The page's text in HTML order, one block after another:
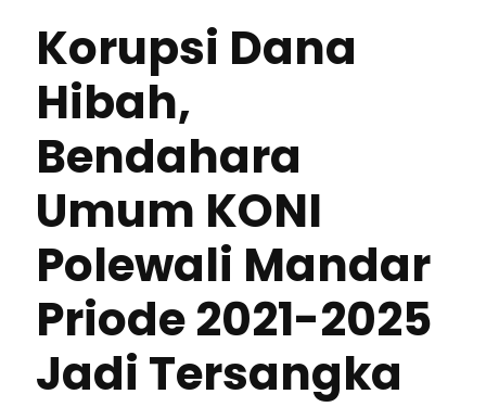
Korupsi Dana
Hibah,
Bendahara
Umum KONI
Polewali Mandar
Priode 2021-2025
Jadi Tersangka